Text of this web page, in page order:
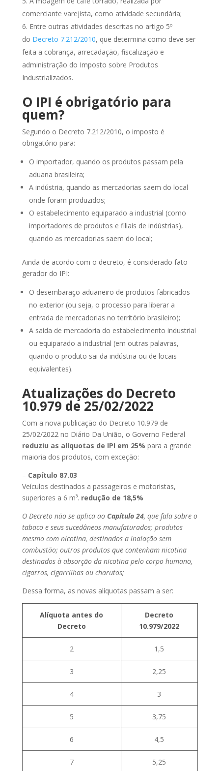
comerciante varejista, como atividade secundária;
Entre outras atividades descritas no artigo 5º
do Decreto 7.212/2010, que determina como deve ser
feita a cobrança, arrecadação, fiscalização e
administração do Imposto sobre Produtos
Industrializados.
O IPI é obrigatório para
quem?
Segundo o Decreto 7.212/2010, o imposto é
obrigatório para:
O importador, quando os produtos passam pela
aduana brasileira;
A indústria, quando as mercadorias saem do local
onde foram produzidos;
O estabelecimento equiparado a industrial (como
importadores de produtos e filiais de indústrias),
quando as mercadorias saem do local;
Ainda de acordo com o decreto, é considerado fato
gerador do IPI:
O desembaraço aduaneiro de produtos fabricados
no exterior (ou seja, o processo para liberar a
entrada de mercadorias no território brasileiro);
A saída de mercadoria do estabelecimento industrial
ou equiparado a industrial (em outras palavras,
quando o produto sai da indústria ou de locais
equivalentes).
Atualizações do Decreto
10.979 de 25/02/2022
Com a nova publicação do Decreto 10.979 de
25/02/2022 no Diário Da União, o Governo Federal
reduziu as alíquotas de IPI em 25% para a grande
maioria dos produtos, com exceção:
– Capítulo 87.03
Veículos destinados a passageiros e motoristas,
superiores a 6 m³. redução de 18,5%
O Decreto não se aplica ao Capítulo 24, que fala sobre o
tabaco e seus sucedâneos manufaturados; produtos
mesmo com nicotina, destinados a inalação sem
combustão; outros produtos que contenham nicotina
destinados à absorção da nicotina pelo corpo humano,
cigarros, cigarrilhas ou charutos;
Dessa forma, as novas alíquotas passam a ser:
Alíquota antes do
Decreto
Decreto
10.979/2022
2 1,5
3 2,25
4 3
5 3,75
6 4,5
7 5,25